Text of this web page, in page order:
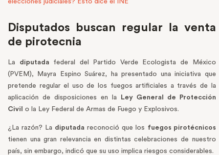
elecciones judiciales? Esto dice el INE
Disputados buscan regular la venta
de pirotecnia
La diputada federal del Partido Verde Ecologista de México
(PVEM), Mayra Espino Suárez, ha presentado una iniciativa que
pretende regular el uso de los fuegos artificiales a través de la
aplicación de disposiciones en la
Ley General de Protección
Civil
o la Ley Federal de Armas de Fuego y Explosivos.
¿La razón? La diputada reconoció que los fuegos pirotécnicos
tienen una gran relevancia en distintas celebraciones de nuestro
país, sin embargo, indicó que su uso implica riesgos considerables.